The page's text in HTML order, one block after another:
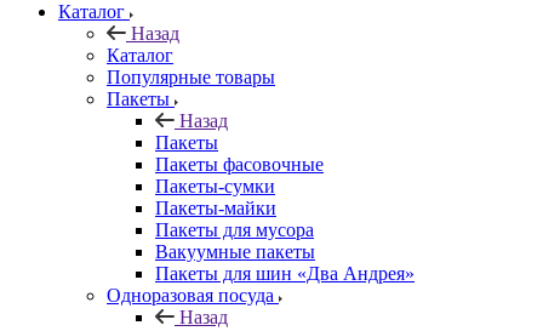
Каталог
Назад
Каталог
Популярные товары
Пакеты
Назад
Пакеты
Пакеты фасовочные
Пакеты-сумки
Пакеты-майки
Пакеты для мусора
Вакуумные пакеты
Пакеты для шин «Два Андрея»
Одноразовая посуда
Назад